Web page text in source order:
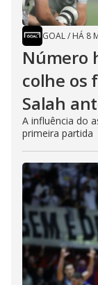
GOAL/ HÁ 8
Número
colhe os
Salah
A influência do
primeira partida